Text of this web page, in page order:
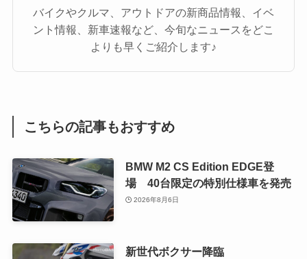
バイクやクルマ、アウトドアの新商品情報、イベ
ント情報、新車速報など、今旬なニュースをどこ
よりも早くご紹介します♪
こちらの記事もおすすめ
BMW M2 CS Edition EDGE登
場 40台限定の特別仕様車を発売
2026年8月6日
新世代ボクサー降臨